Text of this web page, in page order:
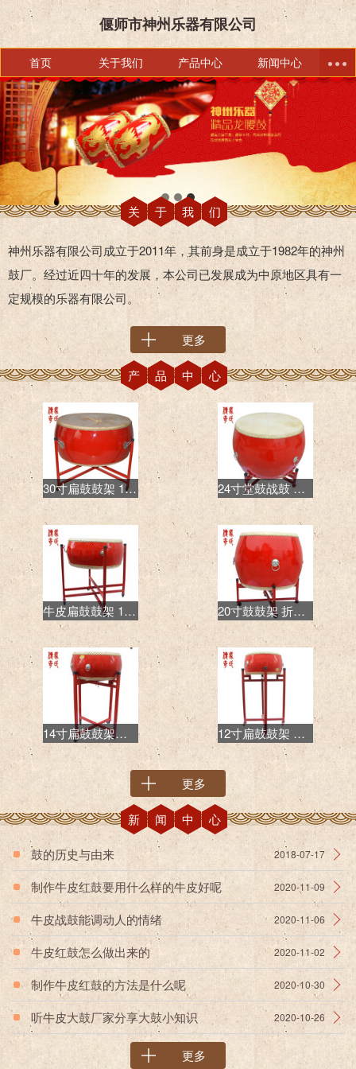
偃师市神州乐器有限公司
首页 关于我们 产品中心 新闻中心
关于我们
神州乐器有限公司成立于2011年，其前身是成立于1982年的神州
鼓厂。经过近四十年的发展，本公司已发展成为中原地区具有一
定规模的乐器有限公司。
更多
产品中心
30寸扁鼓鼓架 1米低战红鼓鼓架 悬挂式鼓架金属圆管鼓架 24寸堂鼓战鼓 高品质平放铁质鼓架 万向带刹车可推动
牛皮扁鼓鼓架 18尺威风鼓鼓架 厂家直销价格 20寸鼓鼓架 折叠金属鼓架 高战鼓鼓架可推动
14寸扁鼓鼓架价格 威风鼓鼓架厂家 可推动鼓架 12寸扁鼓鼓架 牛皮威风鼓鼓架 金属鼓架
更多
新闻中心
鼓的历史与由来 2018-07-17
制作牛皮红鼓要用什么样的牛皮好呢 2020-11-09
牛皮战鼓能调动人的情绪 2020-11-06
牛皮红鼓怎么做出来的 2020-11-02
制作牛皮红鼓的方法是什么呢 2020-10-30
听牛皮大鼓厂家分享大鼓小知识 2020-10-26
更多